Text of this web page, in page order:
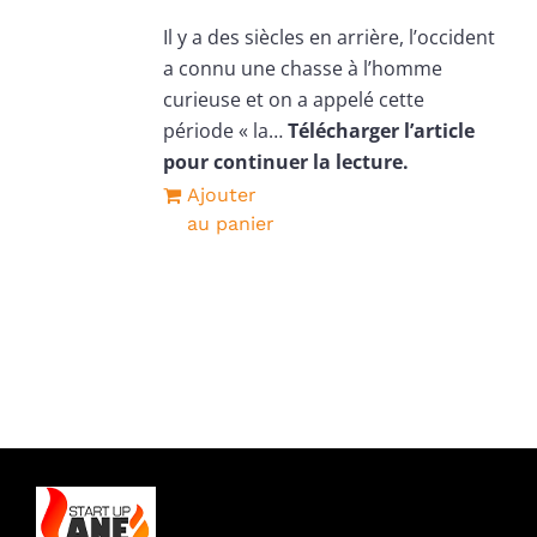
initial
était :
2
500CFA.
actuel
est :
0CFA.
Il y a des siècles en arrière, l’occident
a connu une chasse à l’homme
curieuse et on a appelé cette
période « la…Télécharger l’article
pour continuer la lecture.
Ajouter
au panier